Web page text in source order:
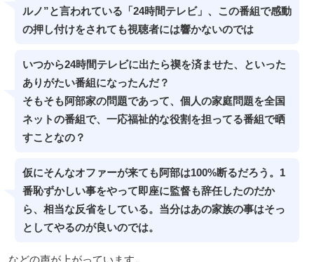
ルノ”と言われている「24時間テレビ」、この番組で感動
の押し付けをされても視聴者には響かないのでは
いつから24時間テレビに出たら禊を済ませた、といった
ありがたい番組になったんだ？
そもそも阿部家の問題であって、個人の家庭問題を全国
ネットの番組で、一応福祉的な役割を担ってる番組で晒
すことなの？
仮にそんなオファーが来ても阿部は100%断るだろう。1
番恥ずかしい事をやって即座に監督も辞任したのだか
ら、相当な反省をしている。当分はあの家族の事はそっ
としてやるのが良いのでは。
などの声が上がっています。